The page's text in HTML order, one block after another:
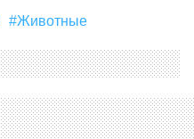
#Животные